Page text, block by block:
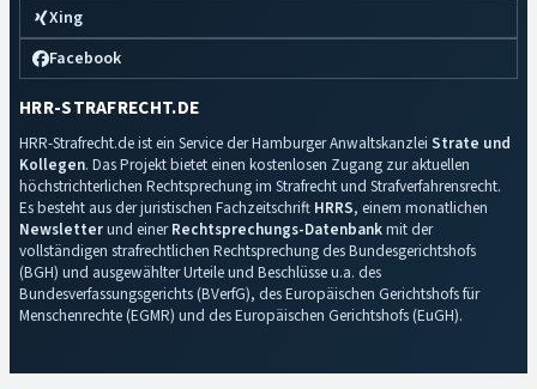
Xing
Facebook
HRR-STRAFRECHT.DE
HRR-Strafrecht.de ist ein Service der Hamburger Anwaltskanzlei Strate und
Kollegen. Das Projekt bietet einen kostenlosen Zugang zur aktuellen
höchstrichterlichen Rechtsprechung im Strafrecht und Strafverfahrensrecht.
Es besteht aus der juristischen Fachzeitschrift HRRS, einem monatlichen
Newsletterund einerRechtsprechungs-Datenbankmit der
vollständigen strafrechtlichen Rechtsprechung des Bundesgerichtshofs
(BGH) und ausgewählter Urteile und Beschlüsse u.a. des
Bundesverfassungsgerichts (BVerfG), des Europäischen Gerichtshofs für
Menschenrechte (EGMR) und des Europäischen Gerichtshofs (EuGH).